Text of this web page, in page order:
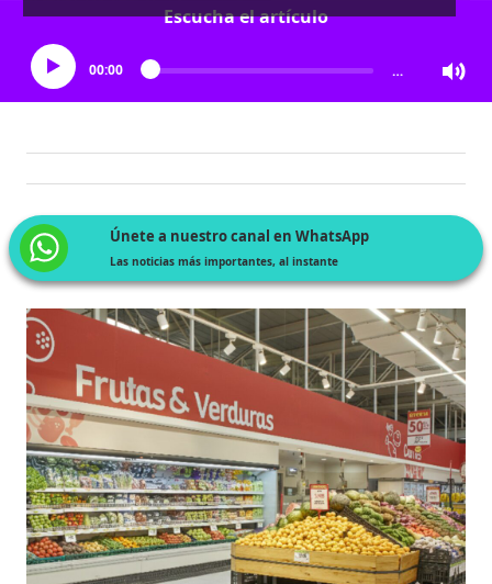
Escucha el artículo
00:00 …
Únete a nuestro canal en WhatsApp
Las noticias más importantes, al instante